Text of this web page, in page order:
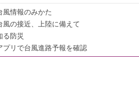
風情報のみかた
風の接近、上陸に備えて
る防災
プリで台風進路予報を確認